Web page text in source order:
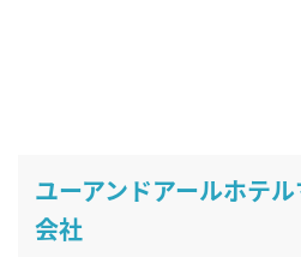
ユーアンドアールホテ
会社